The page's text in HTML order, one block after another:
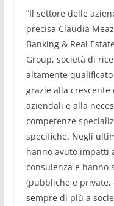
“Il settore delle
precisa Claudia
Banking & Real
Group, società di
altamente
grazie alla
aziendali e alla
competenze
specifiche. Negli
hanno avuto impatti
consulenza e hanno
(pubbliche e private,
sempre di più a